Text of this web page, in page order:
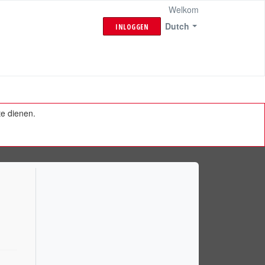
Dutch
Welkom
INLOGGEN
dienen.